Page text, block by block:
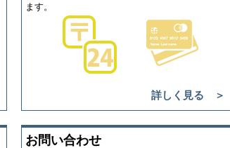
ます。
詳しく見る ＞
お問い合わせ